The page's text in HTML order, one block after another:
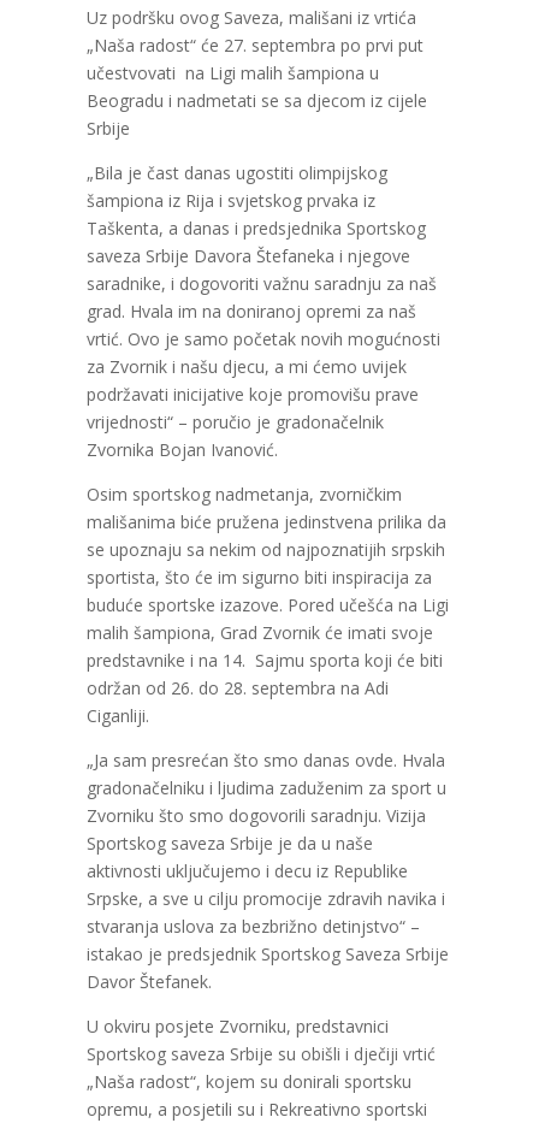
Uz podršku ovog Saveza, mališani iz vrtića
„Naša radost“ će 27. septembra po prvi put
učestvovati na Ligi malih šampiona u
Beogradu i nadmetati se sa djecom iz cijele
Srbije
„Bila je čast danas ugostiti olimpijskog
šampiona iz Rija i svjetskog prvaka iz
Taškenta, a danas i predsjednika Sportskog
saveza Srbije Davora Štefaneka i njegove
saradnike, i dogovoriti važnu saradnju za naš
grad. Hvala im na doniranoj opremi za naš
vrtić. Ovo je samo početak novih mogućnosti
za Zvornik i našu djecu, a mi ćemo uvijek
podržavati inicijative koje promovišu prave
vrijednosti“ – poručio je gradonačelnik
Zvornika Bojan Ivanović.
Osim sportskog nadmetanja, zvorničkim
mališanima biće pružena jedinstvena prilika da
se upoznaju sa nekim od najpoznatijih srpskih
sportista, što će im sigurno biti inspiracija za
buduće sportske izazove. Pored učešća na Ligi
malih šampiona, Grad Zvornik će imati svoje
predstavnike i na 14. Sajmu sporta koji će biti
održan od 26. do 28. septembra na Adi
Ciganliji.
„Ja sam presrećan što smo danas ovde. Hvala
gradonačelniku i ljudima zaduženim za sport u
Zvorniku što smo dogovorili saradnju. Vizija
Sportskog saveza Srbije je da u naše
aktivnosti uključujemo i decu iz Republike
Srpske, a sve u cilju promocije zdravih navika i
stvaranja uslova za bezbrižno detinjstvo“ –
istakao je predsjednik Sportskog Saveza Srbije
Davor Štefanek.
U okviru posjete Zvorniku, predstavnici
Sportskog saveza Srbije su obišli i dječiji vrtić
„Naša radost“, kojem su donirali sportsku
opremu, a posjetili su i Rekreativno sportski